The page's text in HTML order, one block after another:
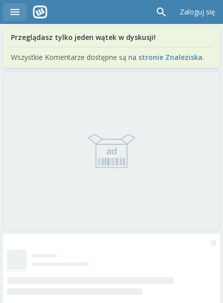
Zaloguj się
Przeglądasz tylko jeden wątek w dyskusji!
Wszystkie Komentarze dostępne są na stronie Znaleziska.